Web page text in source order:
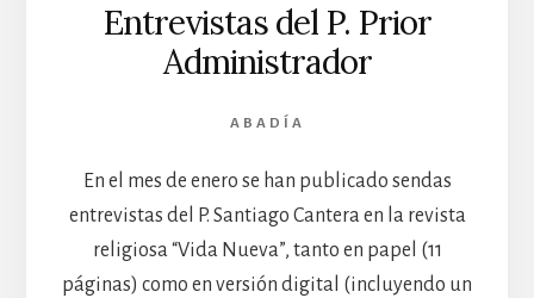
Entrevistas del P. Prior
Administrador
ABADÍA
En el mes de enero se han publicado sendas
entrevistas del P. Santiago Cantera en la revista
religiosa “Vida Nueva”, tanto en papel (11
páginas) como en versión digital (incluyendo un